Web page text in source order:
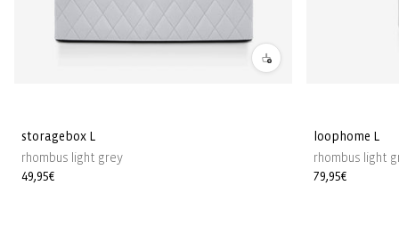
storagebox L
rhombus light grey
Normale
49,95€
loophome L
rhombus light
Normale
79,95€